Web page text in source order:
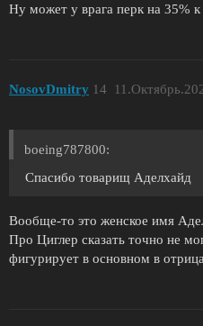
Ну может у врага перк на 35%
NosovDmitry 14
boeing787800:
Спасибо товарищ Аделхайд
Вообще-то это женское имя
Про Циглер сказать точно не
фигурирует в основном в